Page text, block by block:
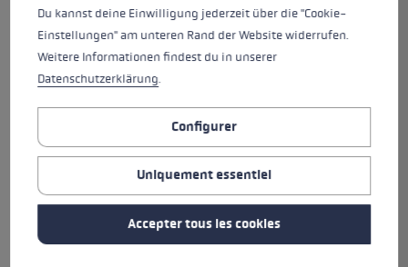
supplémentaire sur la poignée
offre une deuxième possibilité
de prise en main et permet un
guidage plus précis. Avec une
poids de 139 g pour une
FX.One Superlite est le
compagnon indispensable pour
votre prochaine marche !
Du kannst deine Einwilligung jederzeit über die "Cookie-
Einstellungen" am unteren Rand der Website widerrufen.
Weitere Informationen findest du in unserer
Datenschutzerklärung.
Configurer
Uniquement essentiel
Accepter tous les cookies